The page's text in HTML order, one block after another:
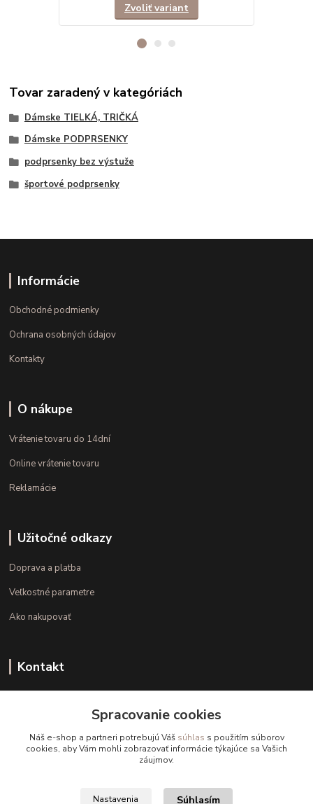
Zvoliť variant
Tovar zaradený v kategóriách
Dámske TIELKÁ, TRIČKÁ
Dámske PODPRSENKY
podprsenky bez výstuže
športové podprsenky
Informácie
Obchodné podmienky
Ochrana osobných údajov
Kontakty
O nákupe
Vrátenie tovaru do 14dní
Online vrátenie tovaru
Reklamácie
Užitočné odkazy
Doprava a platba
Veľkostné parametre
Ako nakupovať
Kontakt
(Po.-Pi. 10.00 - 15.00)
info@kvalitnaBielizen.sk
Spracovanie cookies
Náš e-shop a partneri potrebujú Váš súhlas s použitím súborov
cookies, aby Vám mohli zobrazovať informácie týkajúce sa Vašich
záujmov.
Nastavenia Súhlasím